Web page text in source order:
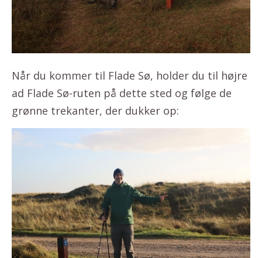
Når du kommer til Flade Sø, holder du til højre
ad Flade Sø-ruten på dette sted og følge de
grønne trekanter, der dukker op: